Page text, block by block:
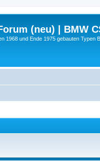
(neu) | BMW
1968 und Ende 1975 gebauten Typen